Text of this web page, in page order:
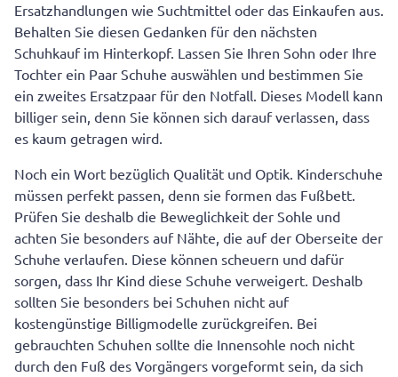
Ersatzhandlungen wie Suchtmittel oder das Einkaufen aus.
Behalten Sie diesen Gedanken für den nächsten
Schuhkauf im Hinterkopf. Lassen Sie Ihren Sohn oder Ihre
Tochter ein Paar Schuhe auswählen und bestimmen Sie
ein zweites Ersatzpaar für den Notfall. Dieses Modell kann
billiger sein, denn Sie können sich darauf verlassen, dass
es kaum getragen wird.
Noch ein Wort bezüglich Qualität und Optik. Kinderschuhe
müssen perfekt passen, denn sie formen das Fußbett.
Prüfen Sie deshalb die Beweglichkeit der Sohle und
achten Sie besonders auf Nähte, die auf der Oberseite der
Schuhe verlaufen. Diese können scheuern und dafür
sorgen, dass Ihr Kind diese Schuhe verweigert. Deshalb
sollten Sie besonders bei Schuhen nicht auf
kostengünstige Billigmodelle zurückgreifen. Bei
gebrauchten Schuhen sollte die Innensohle noch nicht
durch den Fuß des Vorgängers vorgeformt sein, da sich